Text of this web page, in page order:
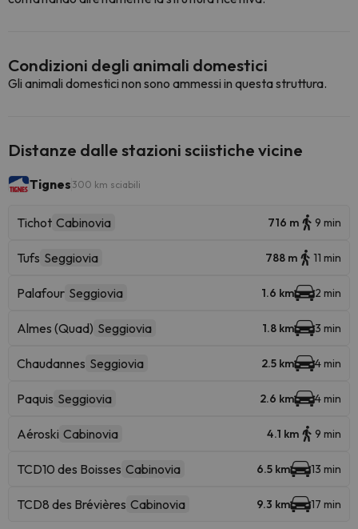
Condizioni degli animali domestici
Gli animali domestici non sono ammessi in questa struttura.
Distanze dalle stazioni sciistiche vicine
Tignes 300 km sciabili
Tichot Cabinovia 716 m 9 min
Tufs Seggiovia 788 m 11 min
Palafour Seggiovia 1.6 km 2 min
Almes (Quad) Seggiovia 1.8 km 3 min
Chaudannes Seggiovia 2.5 km 4 min
Paquis Seggiovia 2.6 km 4 min
Aéroski Cabinovia 4.1 km 9 min
TCD10 des Boisses Cabinovia 6.5 km 13 min
TCD8 des Brévières Cabinovia 9.3 km 17 min